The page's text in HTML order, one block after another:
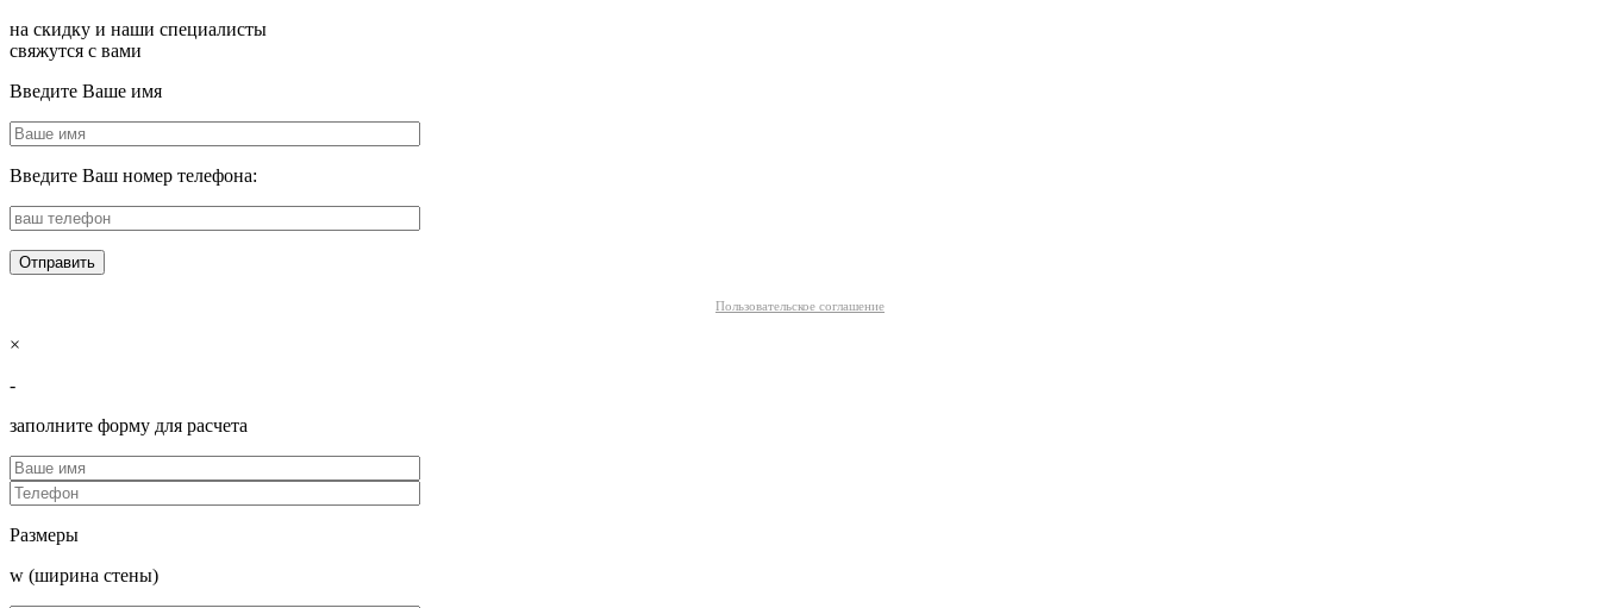
на скидку и наши специалисты
свяжутся с вами
Введите Ваше имя
Введите Ваш номер телефона:
Пользовательское соглашение
×
-
заполните форму для расчета
Размеры
w (ширина стены)